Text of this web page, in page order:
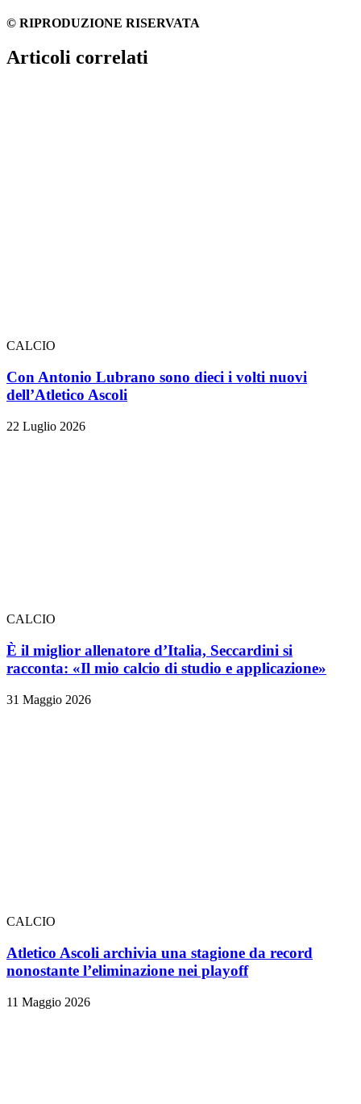
© RIPRODUZIONE RISERVATA
Articoli correlati
CALCIO
Con Antonio Lubrano sono dieci i volti nuovi
dell’Atletico Ascoli
22 Luglio 2026
CALCIO
È il miglior allenatore d’Italia, Seccardini si
racconta: «Il mio calcio di studio e applicazione»
31 Maggio 2026
CALCIO
Atletico Ascoli archivia una stagione da record
nonostante l’eliminazione nei playoff
11 Maggio 2026